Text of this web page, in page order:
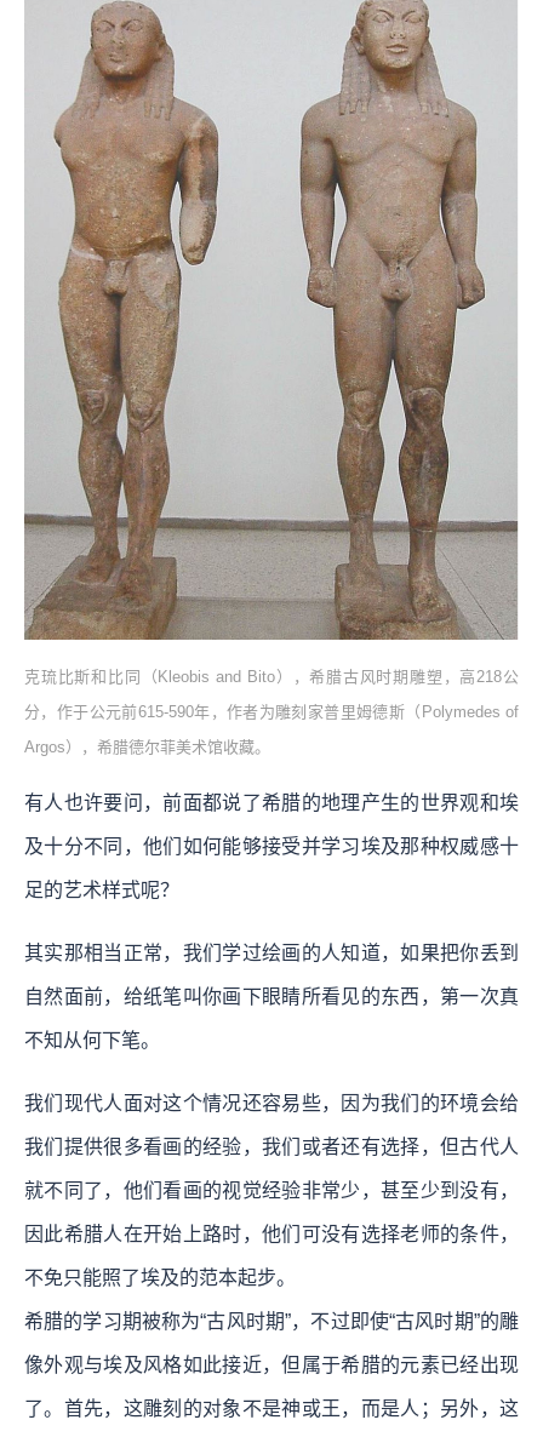
克琉比斯和比同（Kleobis and Bito），希腊古风时期雕塑，高218公
分，作于公元前615-590年，作者为雕刻家普里姆德斯（Polymedes of
Argos），希腊德尔菲美术馆收藏。
有人也许要问，前面都说了希腊的地理产生的世界观和埃
及十分不同，他们如何能够接受并学习埃及那种权威感十
足的艺术样式呢？
其实那相当正常，我们学过绘画的人知道，如果把你丢到
自然面前，给纸笔叫你画下眼睛所看见的东西，第一次真
不知从何下笔。
我们现代人面对这个情况还容易些，因为我们的环境会给
我们提供很多看画的经验，我们或者还有选择，但古代人
就不同了，他们看画的视觉经验非常少，甚至少到没有，
因此希腊人在开始上路时，他们可没有选择老师的条件，
不免只能照了埃及的范本起步。
希腊的学习期被称为“古风时期”，不过即使“古风时期”的雕
像外观与埃及风格如此接近，但属于希腊的元素已经出现
了。首先，这雕刻的对象不是神或王，而是人；另外，这